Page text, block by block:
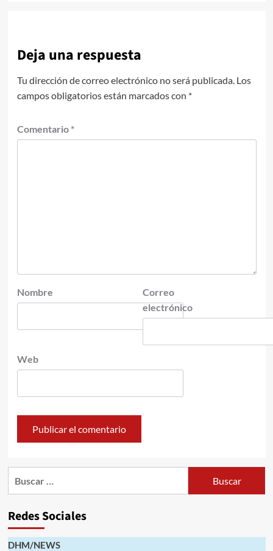
Deja una respuesta
Tu dirección de correo electrónico no será publicada. Los
campos obligatorios están marcados con *
Comentario *
Nombre
Correo
electrónico
Web
Redes Sociales
DHM/NEWS